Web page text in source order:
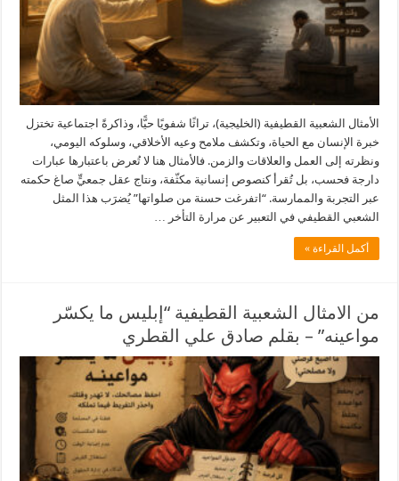
الأمثال الشعبية القطيفية (الخليجية)، تراثًا شفويًا حيًّا، وذاكرةً اجتماعية تختزل
خبرة الإنسان مع الحياة، وتكشف ملامح وعيه الأخلاقي، وسلوكه اليومي،
ونظرته إلى العمل والعلاقات والزمن. فالأمثال هنا لا تُعرض باعتبارها عبارات
دارجة فحسب، بل تُقرأ كنصوص إنسانية مكثّفة، ونتاج عقل جمعيٍّ صاغ حكمته
عبر التجربة والممارسة. “اتفرغت حسنة من صلواتها” يُضرَب هذا المثل
الشعبي القطيفي في التعبير عن مرارة التأخر …
أكمل القراءة »
من الامثال الشعبية القطيفية “إبليس ما يكسّر
مواعينه” – بقلم صادق علي القطري